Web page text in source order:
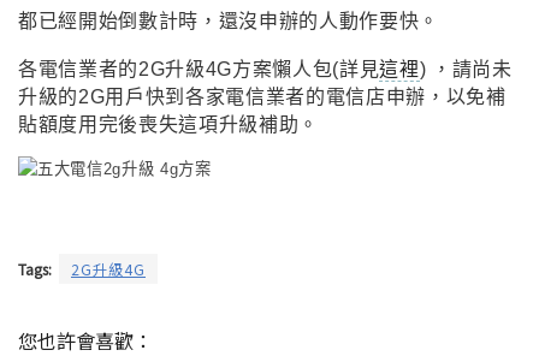
都已經開始倒數計時 ， 還沒申辦的人動作要快 。
各電信業者的2G升級4G方案懶人包(詳見這裡) ， 請尚未
升級的2G用戶快到各家電信業者的電信店申辦 ， 以免補
貼額度用完後喪失這項升級補助 。
Tags: 2G升級4G
您也許會喜歡：